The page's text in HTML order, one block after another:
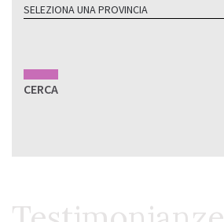
SELEZIONA UNA PROVINCIA
CERCA